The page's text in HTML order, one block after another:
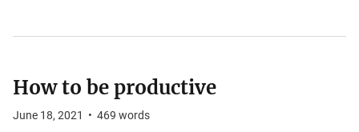
How to be productive
June 18, 2021 • 469 words